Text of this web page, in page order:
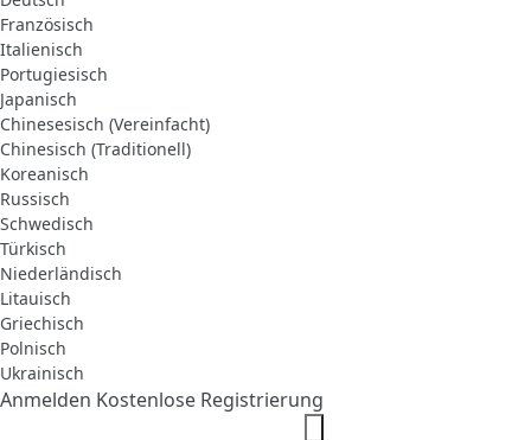
Französisch
Italienisch
Portugiesisch
Japanisch
Chinesesisch (Vereinfacht)
Chinesisch (Traditionell)
Koreanisch
Russisch
Schwedisch
Türkisch
Niederländisch
Litauisch
Griechisch
Polnisch
Ukrainisch
Anmelden Kostenlose Registrierung